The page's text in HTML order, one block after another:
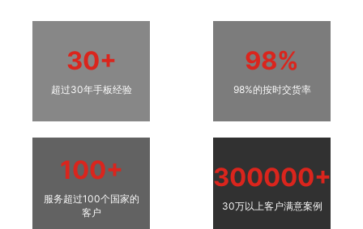
30+
超过30年手板经验
98%
98%的按时交货率
100+
服务超过100个国家的
客户
300000+
30万以上客户满意案例